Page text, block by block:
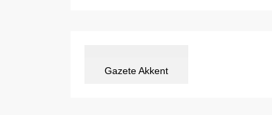
Gazete Akkent